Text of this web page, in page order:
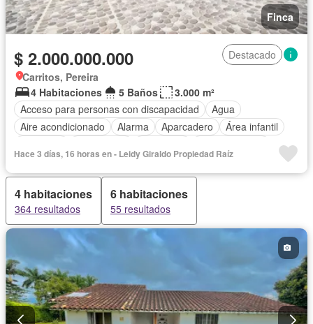
Finca
$ 2.000.000.000
Destacado
Carritos, Pereira
4 Habitaciones
5 Baños
3.000 m²
Acceso para personas con discapacidad
Agua
Aire acondicionado
Alarma Aparcadero
Área infantil
Cuarto de servicio
Depósito Electricidad
Gas natural
Internet
Jacuzzi Jardín Estudio Patio
Piscina
Vigilante
Seguridad privada
Tanque de agua
Vista panorámica
Wifi
Hace 3 días, 16 horas en - Leidy Giraldo Propiedad Raíz
4 habitaciones
364 resultados
6 habitaciones
55 resultados